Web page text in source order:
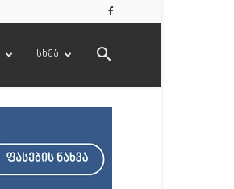
სხვა